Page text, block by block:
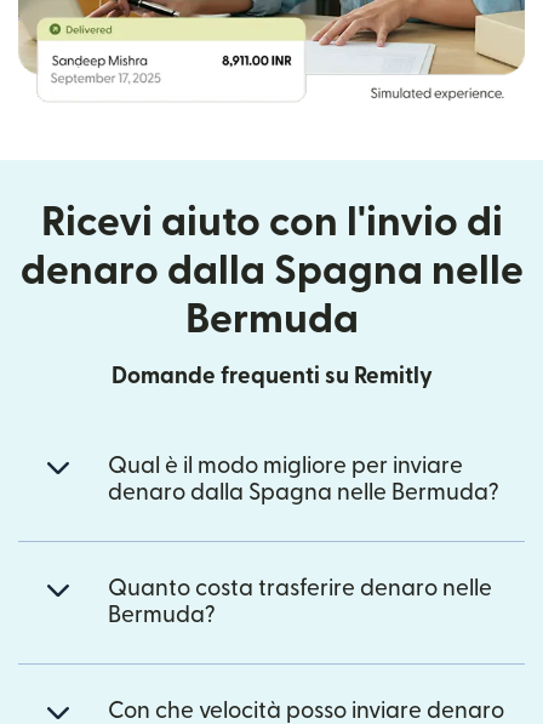
Ricevi aiuto con l'invio di
denaro dalla Spagna nelle
Bermuda
Domande frequenti su Remitly
Qual è il modo migliore per inviare
denaro dalla Spagna nelle Bermuda?
Quanto costa trasferire denaro nelle
Bermuda?
Con che velocità posso inviare denaro